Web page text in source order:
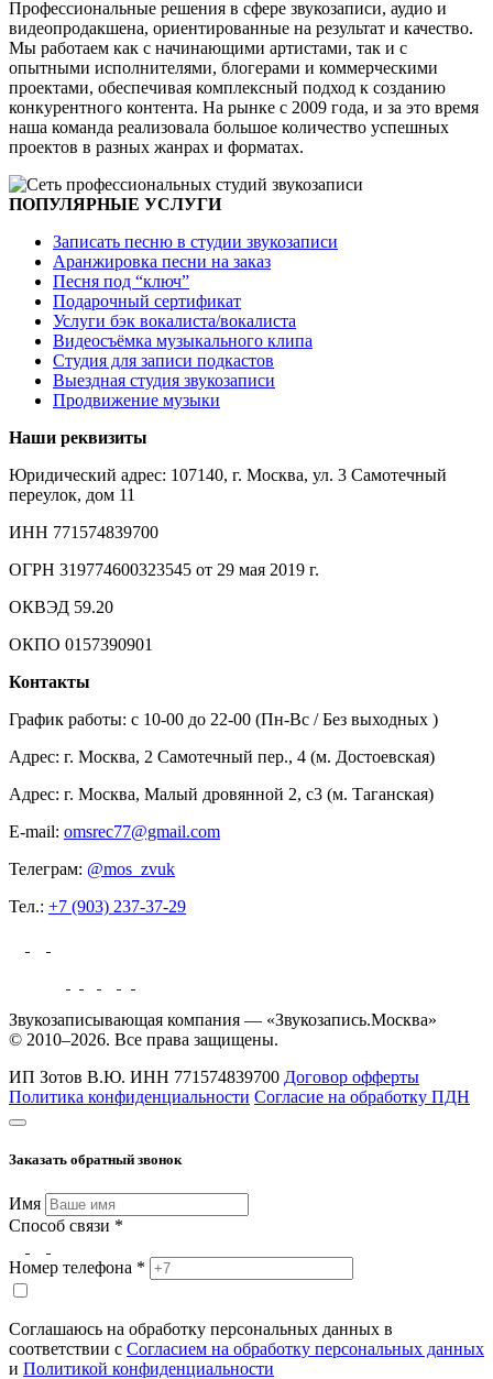
Профессиональные решения в сфере звукозаписи, аудио и
видеопродакшена, ориентированные на результат и качество.
Мы работаем как с начинающими артистами, так и с
опытными исполнителями, блогерами и коммерческими
проектами, обеспечивая комплексный подход к созданию
конкурентного контента. На рынке с 2009 года, и за это время
наша команда реализовала большое количество успешных
проектов в разных жанрах и форматах.
ПОПУЛЯРНЫЕ УСЛУГИ
Записать песню в студии звукозаписи
Аранжировка песни на заказ
Песня под “ключ”
Подарочный сертификат
Услуги бэк вокалиста/вокалиста
Видеосъёмка музыкального клипа
Студия для записи подкастов
Выездная студия звукозаписи
Продвижение музыки
Наши реквизиты
Юридический адрес: 107140, г. Москва, ул. 3 Самотечный
переулок, дом 11
ИНН 771574839700
ОГРН 319774600323545 от 29 мая 2019 г.
ОКВЭД 59.20
ОКПО 0157390901
Контакты
График работы: c 10-00 до 22-00 (Пн-Вс / Без выходных )
Адрес: г. Москва, 2 Самотечный пер., 4 (м. Достоевская)
Адрес: г. Москва, Малый дровянной 2, с3 (м. Таганская)
E-mail: omsrec77@gmail.com
Телеграм: @mos_zvuk
Тел.: +7 (903) 237-37-29
Звукозаписывающая компания — «Звукозапись.Москва»
© 2010–2026. Все права защищены.
ИП Зотов В.Ю. ИНН 771574839700 Договор офферты
Политика конфиденциальности Согласие на обработку ПДН
Заказать обратный звонок
Имя
Способ связи *
Номер телефона *
Соглашаюсь на обработку персональных данных в
соответствии с Согласием на обработку персональных данных
и Политикой конфиденциальности